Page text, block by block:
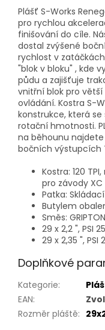
Plášť S-Works
pro rychlou
finišování do cíle.
dostal zvýšené
rychlost v
"blok v bloku" , kde
půdu a zajišťuje
vnitřní blok pro
ovládání. Kostra S-
konstrukce, která
rotační hmotnosti.
na běhounu
bočních výstupcích
Kostra: 120
pro závody XC
Patka: Skládací
Butylem
Směs:
29 x 2,2 ", PSI
29 x 2,35 ",
Doplňkové
Kategorie:
EAN:
Rozměr pláště: